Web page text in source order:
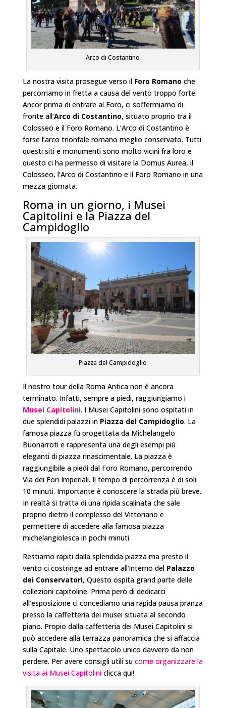
Arco di Costantino
La nostra visita prosegue verso il Foro Romano che
percorriamo in fretta a causa del vento troppo forte.
Ancor prima di entrare al Foro, ci soffermiamo di
fronte all’Arco di Costantino, situato proprio tra il
Colosseo e il Foro Romano. L’Arco di Costantino è
forse l’arco trionfale romano meglio conservato. Tutti
questi siti e monumenti sono molto vicini fra loro e
questo ci ha permesso di visitare la Domus Aurea, il
Colosseo, l’Arco di Costantino e il Foro Romano in una
mezza giornata.
Roma in un giorno, i Musei
Capitolini e la Piazza del
Campidoglio
Piazza del Campidoglio
Il nostro tour della Roma Antica non è ancora
terminato. Infatti, sempre a piedi, raggiungiamo i
Musei Capitolini. I Musei Capitolini sono ospitati in
due splendidi palazzi in Piazza del Campidoglio. La
famosa piazza fu progettata da Michelangelo
Buonarroti e rappresenta una degli esempi più
eleganti di piazza rinascimentale. La piazza è
raggiungibile a piedi dal Foro Romano, percorrendo
Via dei Fori Imperiali. Il tempo di percorrenza è di soli
10 minuti. Importante è conoscere la strada più breve.
In realtà si tratta di una ripida scalinata che sale
proprio dietro il complesso del Vittoriano e
permettere di accedere alla famosa piazza
michelangiolesca in pochi minuti.
Restiamo rapiti dalla splendida piazza ma presto il
vento ci costringe ad entrare all’interno delPalazzo
dei Conservatori, Questo ospita grand parte delle
collezioni capitoline. Prima però di dedicarci
all’esposizione ci concediamo una rapida pausa pranza
presso la caffetteria dei musei situata al secondo
piano. Propio dalla caffetteria dei Musei Capitolini si
può accedere alla terrazza panoramica che si affaccia
sulla Capitale. Uno spettacolo unico davvero da non
perdere. Per avere consigli utili su come organizzare la
visita ai Musei Capitoliniclicca qui!